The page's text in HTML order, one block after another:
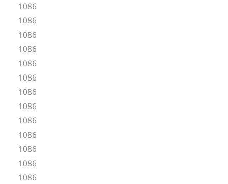
1086
1086
1086
1086
1086
1086
1086
1086
1086
1086
1086
1086
1086